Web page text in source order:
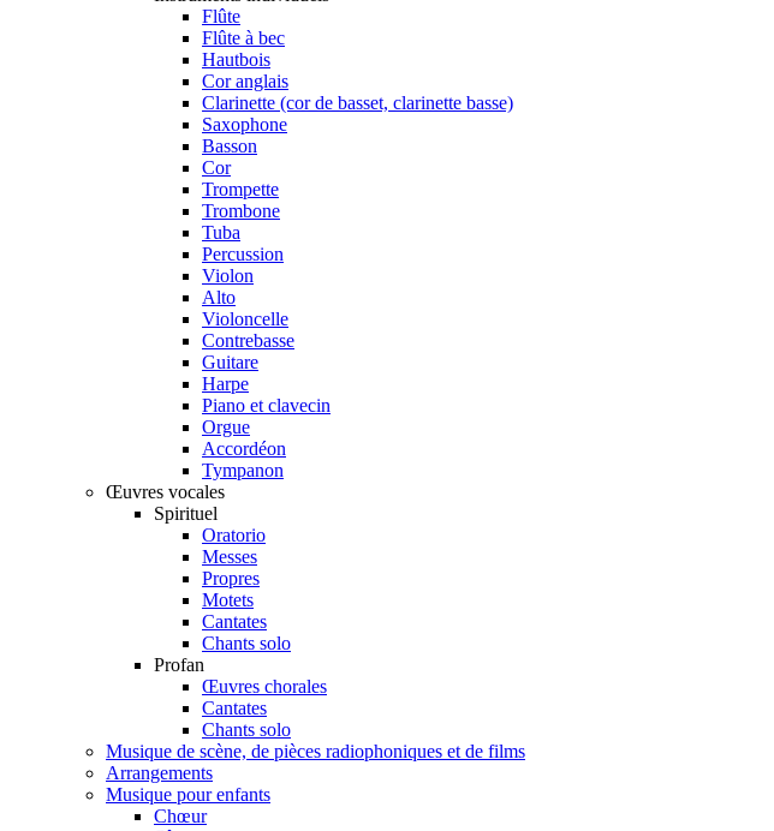
Flûte
Flûte à bec
Hautbois
Cor anglais
Clarinette (cor de basset, clarinette basse)
Saxophone
Basson
Cor
Trompette
Trombone
Tuba
Percussion
Violon
Alto
Violoncelle
Contrebasse
Guitare
Harpe
Piano et clavecin
Orgue
Accordéon
Tympanon
Œuvres vocales
Spirituel
Oratorio
Messes
Propres
Motets
Cantates
Chants solo
Profan
Œuvres chorales
Cantates
Chants solo
Musique de scène, de pièces radiophoniques et de films
Arrangements
Musique pour enfants
Chœur